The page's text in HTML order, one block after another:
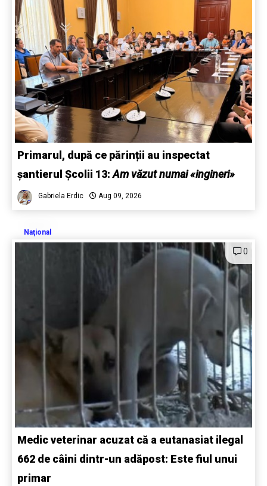
Primarul, după ce părinții au inspectat
șantierul Școlii 13:Am văzut numai «ingineri»
Gabriela Erdic Aug 09, 2026
Naţional
0
Medic veterinar acuzat că a eutanasiat ilegal
662 de câini dintr-un adăpost: Este fiul unui
primar